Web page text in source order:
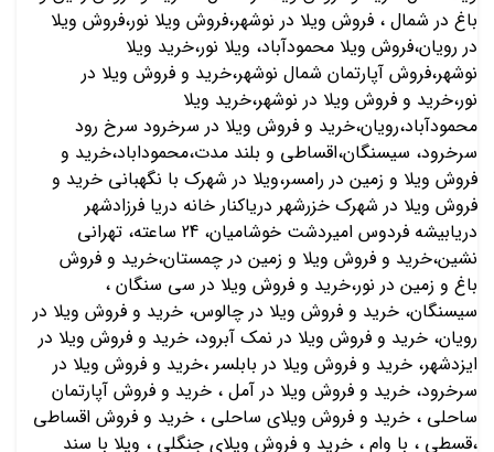
باغ در شمال ، فروش ویلا در نوشهر،فروش ویلا نور،فروش ويلا
در رویان،فروش ويلا محمودآباد، ویلا نور،خرید ويلا
نوشهر،فروش آپارتمان شمال نوشهر،خرید و فروش ویلا در
نور،خرید و فروش ویلا در نوشهر،خرید ویلا
محمودآباد،رویان،خرید و فروش ویلا در سرخرود سرخ رود
سرخرود، سیسنگان،اقساطی و بلند مدت،محموداباد،خرید و
فروش ویلا و زمین در رامسر،ویلا در شهرک با نگهبانی خرید و
فروش ویلا در شهرک خزرشهر دریاکنار خانه دریا فرزادشهر
دریابیشه فردوس امیردشت خوشامیان، 24 ساعته، تهرانی
نشین،خرید و فروش ویلا و زمین در چمستان،خرید و فروش
باغ و زمین در نور،خرید و فروش ویلا در سی سنگان ،
سیسنگان، خرید و فروش ویلا در چالوس، خرید و فروش ویلا در
رویان، خرید و فروش ویلا در نمک آبرود، خرید و فروش ویلا در
ایزدشهر، خرید و فروش ویلا در بابلسر ،خرید و فروش ویلا در
سرخرود، خرید و فروش ویلا در آمل ، خرید و فروش آپارتمان
ساحلی ، خرید و فروش ویلای ساحلی ، خرید و فروش اقساطی
،قسطی ، با وام ، خرید و فروش ویلای جنگلی ، ویلا با سند